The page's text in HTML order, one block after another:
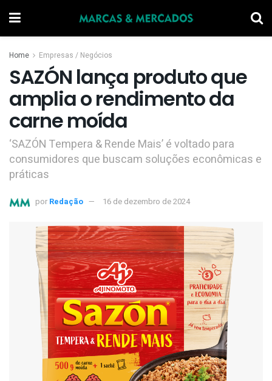
Home Empresas / Negócios
SAZÓN lança produto que
amplia o rendimento da
carne moída
‘SAZÓN Tempera & Rende Mais’ é voltado para
consumidores que buscam soluções econômicas e
práticas
por Redação 16 de dezembro de 2024